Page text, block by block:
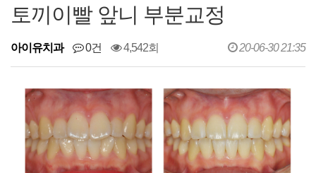
토끼이빨 앞니 부분교정
아이유치과 0건 4,542회 20-06-30 21:35